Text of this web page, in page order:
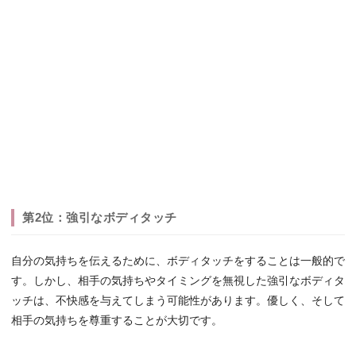
第2位：強引なボディタッチ
自分の気持ちを伝えるために、ボディタッチをすることは一般的で
す。しかし、相手の気持ちやタイミングを無視した強引なボディタ
ッチは、不快感を与えてしまう可能性があります。優しく、そして
相手の気持ちを尊重することが大切です。